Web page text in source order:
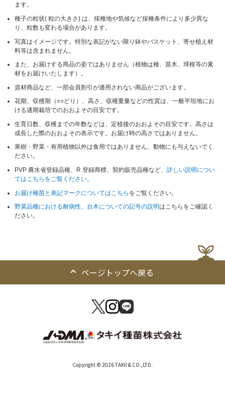
ます。
種子の粒状( 粒の大きさ) は、採種地や気候など採種条件により多少異な
り、粒数も変わる場合があります。
写真はイメージです。特別な表記がない限り鉢やバスケット、寄せ植え材
料等は含まれません。
また、お届けする商品の姿ではありません（植物は種、苗木、球根等の素
材をお届けいたします）。
資材商品など、一部会員割引が適用されない商品がございます。
花期、収穫期（○○どり）、高さ、収穫重量などの性質は、一般平坦地にお
ける適期栽培でのおおよその目安です。
生育日数、収穫までの年数などは、定植後のおおよその目安です。高さは
成長した際のおおよその表示です。お届け時の高さではありません。
果樹・野菜・有用植物以外は食用ではありません、動物にも与えないでく
ださい。
PVP 農水省登録品種、R 登録商標、契約販売品種など、詳しい説明につい
てはこちらをご覧ください。
お届け種苗と表記マークについてはこちら をご覧ください。
野菜品種における耐病性、台木についての記号の説明はこちらをご確認く
ださい。
ページトップへ戻る
Copyright © 2026 TAKII & CO.,LTD.